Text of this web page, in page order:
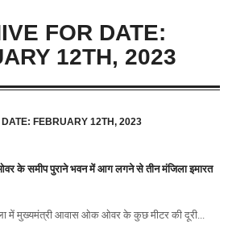
FOR DATE:
12TH, 2023
FEBRUARY 12TH, 2023
के समीप पुराने भवन में आग लगने से तीन मंजिला इमारत
में मुख्यमंत्री आवास ओक ओवर के कुछ मीटर की दूरी...